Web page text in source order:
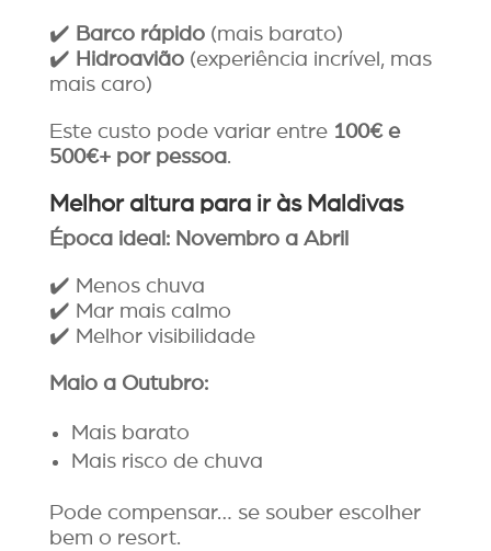
✔️ Barco rápido(mais barato)
✔️ Hidroavião(experiência incrível, mas
mais caro)
Este custo pode variar entre 100€ e
500€+ por pessoa.
Melhor altura para ir às Maldivas
Época ideal: Novembro a Abril
✔️ Menos chuva
✔️ Mar mais calmo
✔️ Melhor visibilidade
Maio a Outubro:
Mais barato
Mais risco de chuva
Pode compensar… se souber escolher
bem o resort.